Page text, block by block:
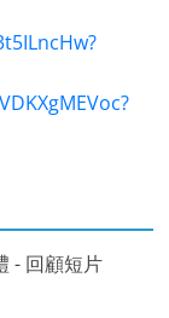
- 回顧短片